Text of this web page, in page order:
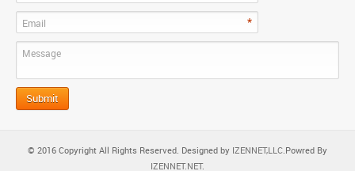
Email *
Message
© 2016 Copyright All Rights Reserved. Designed by IZENNET,LLC.Powred By
IZENNET.NET.